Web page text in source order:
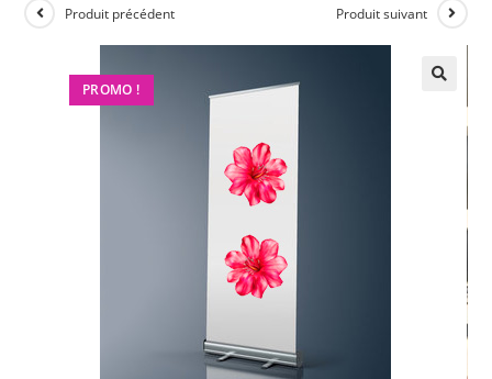
PROMO !
Produit précédent Produit suivant